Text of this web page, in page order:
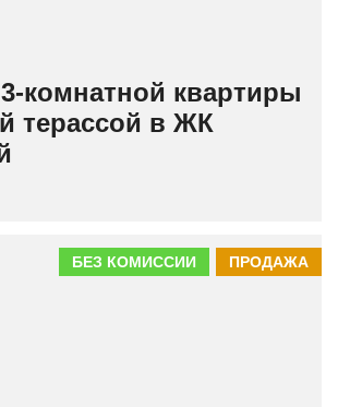
квартиры
терассой в ЖК
ПРОДАЖА
БЕЗ КОМИССИИ